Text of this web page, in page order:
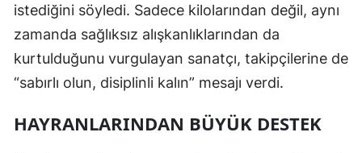
Samsun
Siirt
Sinop
Sivas
istediğini söyledi. Sadece kilolarından değil, aynı
zamanda sağlıksız alışkanlıklarından da
kurtulduğunu vurgulayan sanatçı, takipçilerine de
“sabırlı olun, disiplinli kalın” mesajı verdi.
HAYRANLARINDAN BÜYÜK DESTEK